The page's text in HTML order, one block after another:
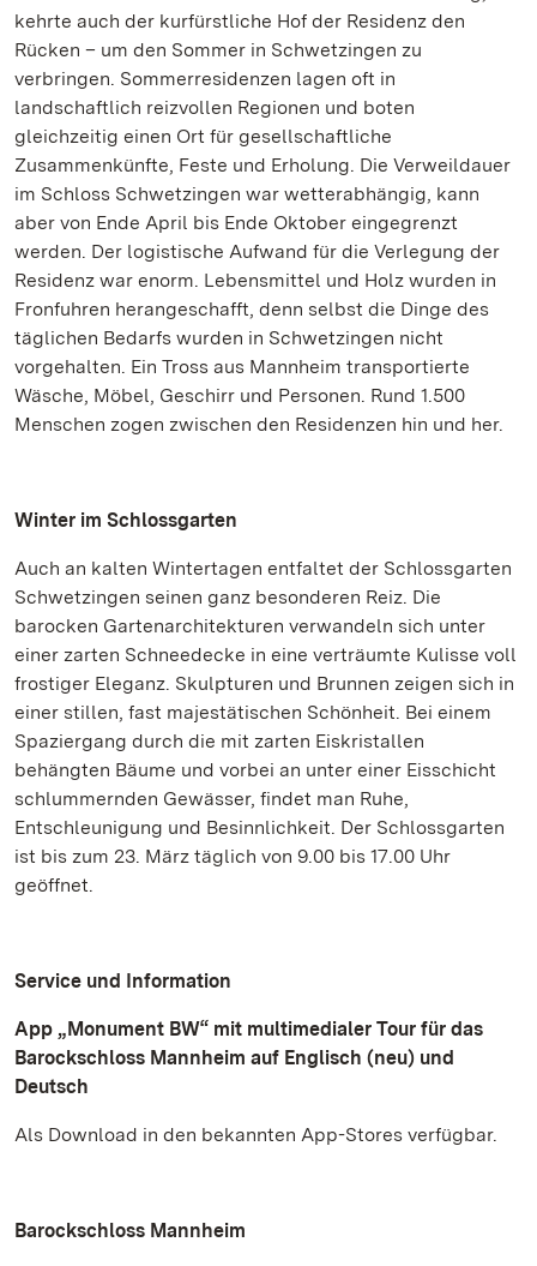
kehrte auch der kurfürstliche Hof der Residenz den
Rücken – um den Sommer in Schwetzingen zu
verbringen. Sommerresidenzen lagen oft in
landschaftlich reizvollen Regionen und boten
gleichzeitig einen Ort für gesellschaftliche
Zusammenkünfte, Feste und Erholung. Die Verweildauer
im Schloss Schwetzingen war wetterabhängig, kann
aber von Ende April bis Ende Oktober eingegrenzt
werden. Der logistische Aufwand für die Verlegung der
Residenz war enorm. Lebensmittel und Holz wurden in
Fronfuhren herangeschafft, denn selbst die Dinge des
täglichen Bedarfs wurden in Schwetzingen nicht
vorgehalten. Ein Tross aus Mannheim transportierte
Wäsche, Möbel, Geschirr und Personen. Rund 1.500
Menschen zogen zwischen den Residenzen hin und her.
Winter im Schlossgarten
Auch an kalten Wintertagen entfaltet der Schlossgarten
Schwetzingen seinen ganz besonderen Reiz. Die
barocken Gartenarchitekturen verwandeln sich unter
einer zarten Schneedecke in eine verträumte Kulisse voll
frostiger Eleganz. Skulpturen und Brunnen zeigen sich in
einer stillen, fast majestätischen Schönheit. Bei einem
Spaziergang durch die mit zarten Eiskristallen
behängten Bäume und vorbei an unter einer Eisschicht
schlummernden Gewässer, findet man Ruhe,
Entschleunigung und Besinnlichkeit. Der Schlossgarten
ist bis zum 23. März täglich von 9.00 bis 17.00 Uhr
geöffnet.
Service und Information
App „Monument BW“ mit multimedialer Tour für das
Barockschloss Mannheim auf Englisch (neu) und
Deutsch
Als Download in den bekannten App-Stores verfügbar.
Barockschloss Mannheim